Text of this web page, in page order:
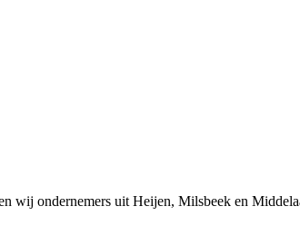
wij ondernemers uit Heijen, Milsbeek en